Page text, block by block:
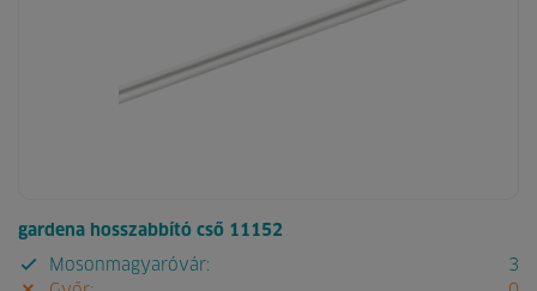
gardena hosszabbító cső 11152
Mosonmagyaróvár:
3